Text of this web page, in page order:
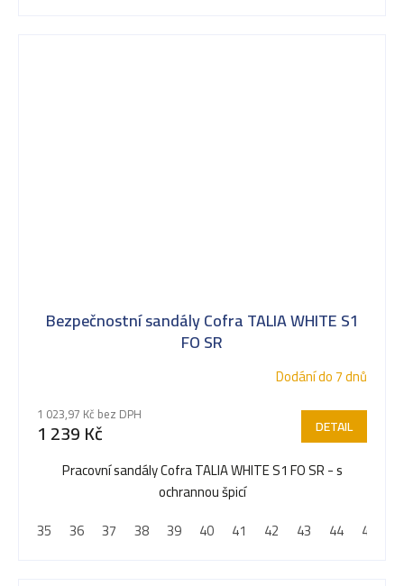
Bezpečnostní sandály Cofra TALIA WHITE S1
FO SR
Dodání do 7 dnů
1 023,97 Kč bez DPH
1 239 Kč DETAIL
Pracovní sandály Cofra TALIA WHITE S1 FO SR - s
ochrannou špicí
35
36 37 38 39 40 41 42 43 44 45